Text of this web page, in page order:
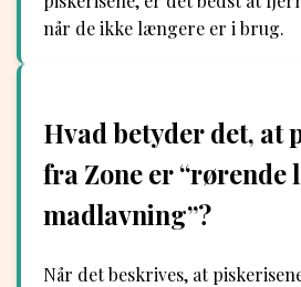
når de ikke længere er i brug.
Hvad betyder det, at
fra Zone er “rørende
madlavning”?
Når det beskrives, at